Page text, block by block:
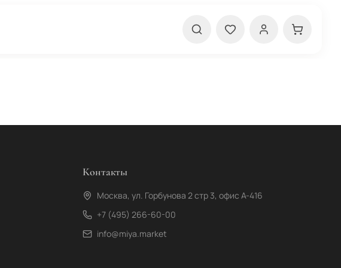
Контакты
Москва, ул. Горбунова 2 стр 3, офис А-416
+7 (495) 266-60-00
info@miya.market